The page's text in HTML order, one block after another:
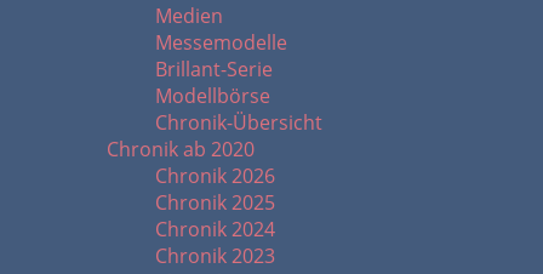
Medien
Messemodelle
Brillant-Serie
Modellbörse
Chronik-Übersicht
Chronik ab 2020
Chronik 2026
Chronik 2025
Chronik 2024
Chronik 2023